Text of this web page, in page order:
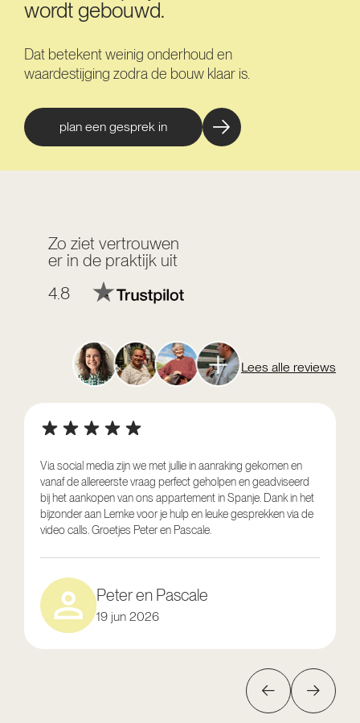
wordt gebouwd.
Dat betekent weinig onderhoud en
waardestijging zodra de bouw klaar is.
plan een gesprek in
Zo ziet vertrouwen
er in de praktijk uit
4.8
Lees alle reviews
Via social media zijn we met jullie in aanraking gekomen en
vanaf de allereerste vraag perfect geholpen en geadviseerd
bij het aankopen van ons appartement in Spanje. Dank in het
bijzonder aan Lemke voor je hulp en leuke gesprekken via de
video calls. Groetjes Peter en Pascale.
Peter en Pascale
19 jun 2026